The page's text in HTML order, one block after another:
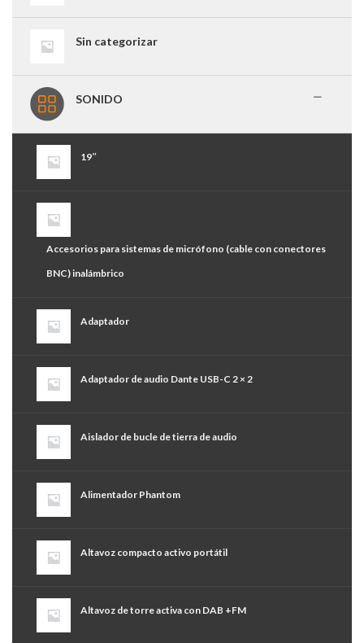
Sin categorizar
SONIDO
19″
Accesorios para sistemas de micrófono (cable con conectores
BNC) inalámbrico
Adaptador
Adaptador de audio Dante USB-C 2 × 2
Aislador de bucle de tierra de audio
Alimentador Phantom
Altavoz compacto activo portátil
Altavoz de torre activa con DAB +FM